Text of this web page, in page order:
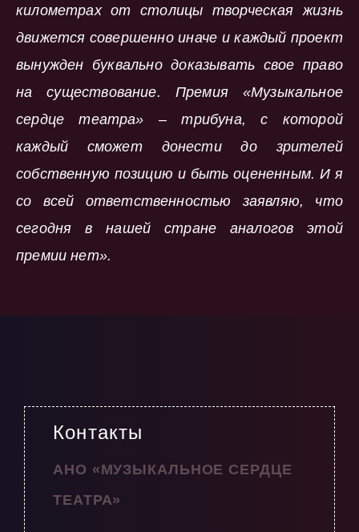
километрах от столицы творческая жизнь
движется совершенно иначе и каждый проект
вынужден буквально доказывать свое право
на существование. Премия «Музыкальное
сердце театра» – трибуна, с которой
каждый сможет донести до зрителей
собственную позицию и быть оцененным. И я
со всей ответственностью заявляю, что
сегодня в нашей стране аналогов этой
премии нет».
Контакты
АНО «МУЗЫКАЛЬНОЕ СЕРДЦЕ
ТЕАТРА»